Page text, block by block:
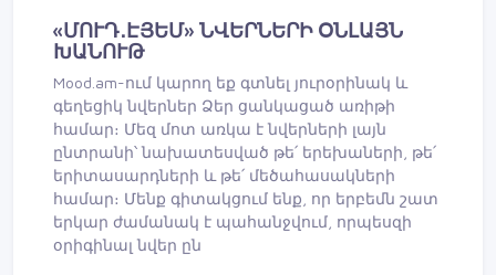
«ՄՈՒԴ․ԷՅԵՄ» ՆՎԵՐՆԵՐԻ ՕՆԼԱՅՆ
ԽԱՆՈՒԹ
Mood.am-ում կարող եք գտնել յուրօրինակ և
գեղեցիկ նվերներ Ձեր ցանկացած առիթի
համար։ Մեզ մոտ առկա է նվերների լայն
ընտրանի՝ նախատեսված թե՛ երեխաների, թե՛
երիտասարդների և թե՛ մեծահասակների
համար։ Մենք գիտակցում ենք, որ երբեմն շատ
երկար ժամանակ է պահանջվում, որպեսզի
օրիգինալ նվեր ըն